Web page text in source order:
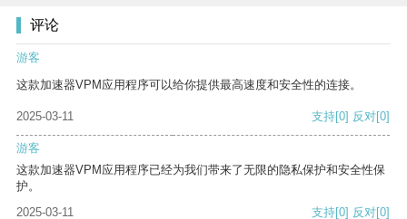
评论
游客
这款加速器VPM应用程序可以给你提供最高速度和安全性的连接。
2025-03-11 支持[0] 反对[0]
游客
这款加速器VPM应用程序已经为我们带来了无限的隐私保护和安全性保
护。
2025-03-11
支持[0] 反对[0]